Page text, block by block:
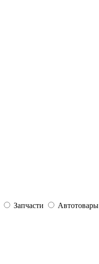
Запчасти Автотовары